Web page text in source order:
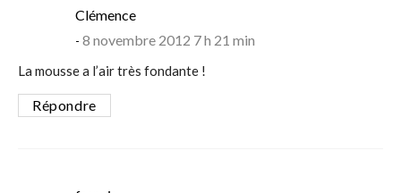
Clémencesays:
8 novembre 2012 7 h 21 min
La mousse a l’air très fondante !
Répondre